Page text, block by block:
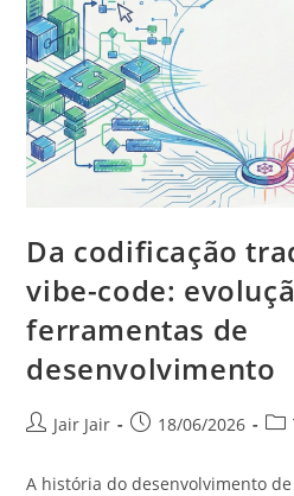
Da codificação
vibe-code:
ferramentas de
desenvolvimento
Jair Jair 18/06/2026
A história do desenvolvimento